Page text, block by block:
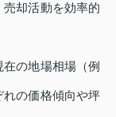
却活動を効率的
の地場相場（例
れの価格傾向や坪